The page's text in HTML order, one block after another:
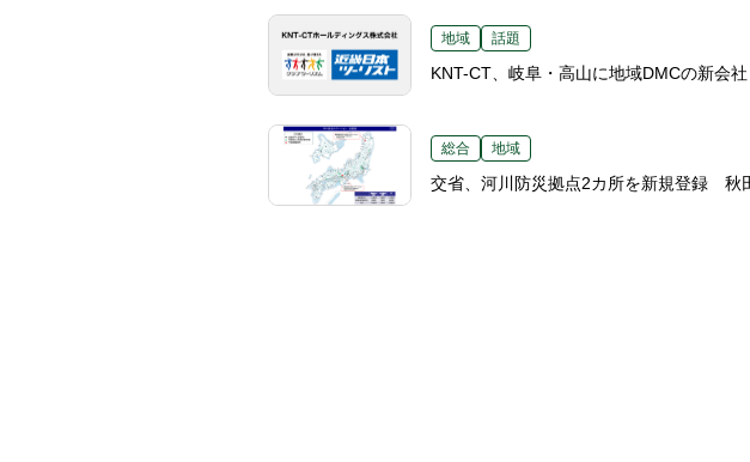
地域 話題
KNT-CT、岐阜・高山に地域DMCの新会
総合 地域
交省、河川防災拠点2カ所を新規登録 秋